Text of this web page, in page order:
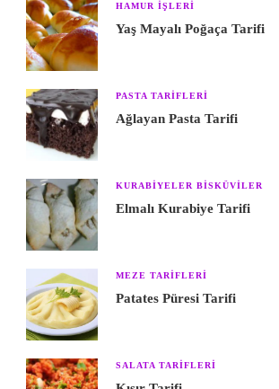
HAMUR IŞLERI
Yaş Mayalı Poğaça Tarifi
PASTA TARIFLERI
Ağlayan Pasta Tarifi
KURABIYELER BISKÜVILER
Elmalı Kurabiye Tarifi
MEZE TARIFLERI
Patates Püresi Tarifi
SALATA TARIFLERI